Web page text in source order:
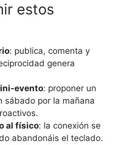
estos
: publica, comenta y
genera
evento: proponer un
sábado por la mañana
al físico: la conexión se
abandonáis el teclado.